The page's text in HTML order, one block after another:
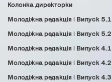
Колонка директорки
Молодіжна редакція | Випуск 5.1
Молодіжна редакція | Випуск 5.2
Молодіжна редакція | Випуск 4.1
Молодіжна редакція | Випуск 4.2
Молодіжна редакція | Випуск 4.3